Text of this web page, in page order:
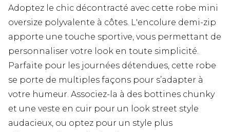
Adoptez le chic décontracté avec cette robe mini
oversize polyvalente à côtes. L'encolure demi-zip
apporte une touche sportive, vous permettant de
personnaliser votre look en toute simplicité.
Parfaite pour les journées détendues, cette robe
se porte de multiples façons pour s’adapter à
votre humeur. Associez-la à des bottines chunky
et une veste en cuir pour un look street style
audacieux, ou optez pour un style plus